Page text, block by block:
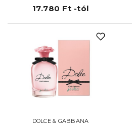
17.780 Ft -tól
DOLCE & GABBANA